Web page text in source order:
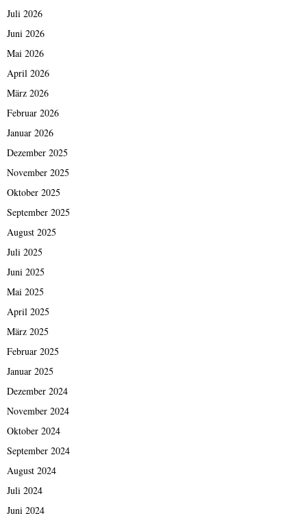
Juli 2026
Juni 2026
Mai 2026
April 2026
März 2026
Februar 2026
Januar 2026
Dezember 2025
November 2025
Oktober 2025
September 2025
August 2025
Juli 2025
Juni 2025
Mai 2025
April 2025
März 2025
Februar 2025
Januar 2025
Dezember 2024
November 2024
Oktober 2024
September 2024
August 2024
Juli 2024
Juni 2024